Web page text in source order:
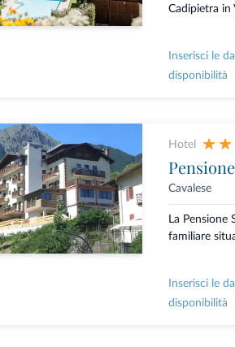
Cadipietra in
Inserisci le
disponibilità
Hotel
Cavalese
La Pensione
familiare
Inserisci le
disponibilità